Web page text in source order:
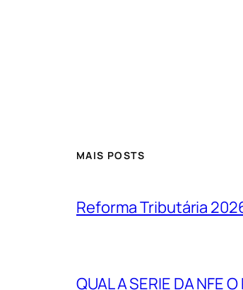
MAIS POSTS
Reforma Tributária
QUAL A SERIE DA NFE